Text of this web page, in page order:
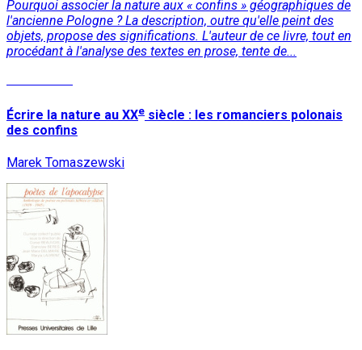
Pourquoi associer la nature aux « confins » géographiques de
l'ancienne Pologne ? La description, outre qu'elle peint des
objets, propose des significations. L'auteur de ce livre, tout en
procédant à l'analyse des textes en prose, tente de...
Écrire la nature au XXe siècle : les romanciers polonais
des confins
Marek Tomaszewski